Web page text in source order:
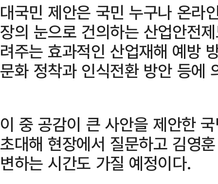
대국민 제안은 국민 누구나 온
장의 눈으로 건의하는 산업안전
려주는 효과적인 산업재해 예방
문화 정착과 인식전환 방안 등에
이 중 공감이 큰 사안을 제안한
초대해 현장에서 질문하고 김영
변하는 시간도 가질 예정이다.